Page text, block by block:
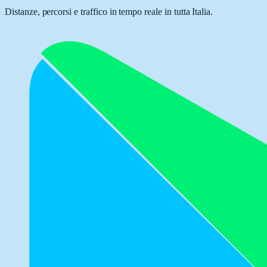
Distanze, percorsi e traffico in tempo reale in tutta Italia.